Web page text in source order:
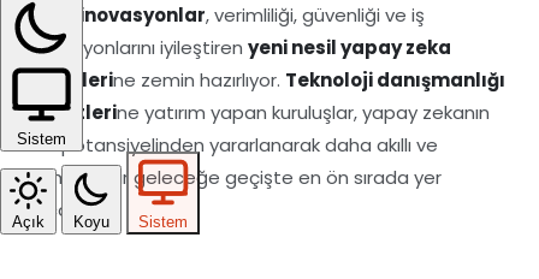
Sistem
Açık Koyu Sistem
dijital inovasyonlar, verimliliği, güvenliği ve iş
operasyonlarını iyileştiren yeni nesil yapay zeka
modellerine zemin hazırlıyor. Teknoloji danışmanlığı
hizmetlerine yatırım yapan kuruluşlar, yapay zekanın
tüm potansiyelinden yararlanarak daha akıllı ve
otomatik bir geleceğe geçişte en ön sırada yer
alacaklar.